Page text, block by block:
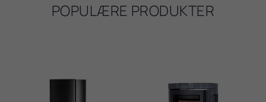
POPULÆRE PRODUKTER